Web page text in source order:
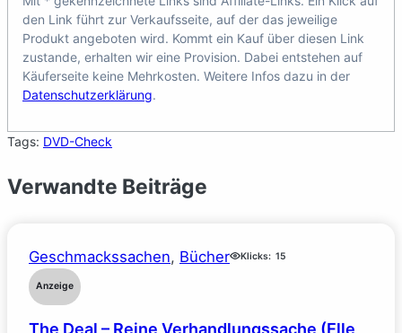
den Link führt zur Verkaufsseite, auf der das jeweilige
Produkt angeboten wird. Kommt ein Kauf über diesen Link
zustande, erhalten wir eine Provision. Dabei entstehen auf
Käuferseite keine Mehrkosten. Weitere Infos dazu in der
Datenschutzerklärung.
Tags: DVD-Check
Verwandte Beiträge
Geschmackssachen, Bücher Klicks: 15
Anzeige
The Deal – Reine Verhandlungssache (Elle